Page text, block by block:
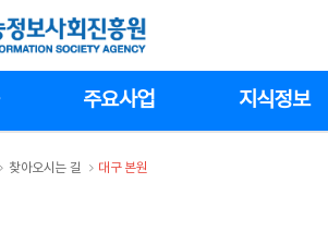
주요사업 지식정보
>
찾아오시는 길 >
대구 본원